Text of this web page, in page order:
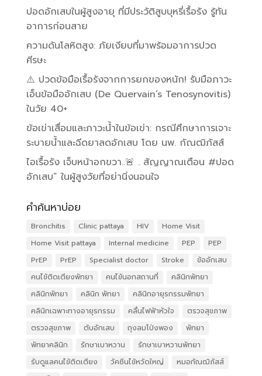
ปอดอักเสบในผู้สูงอายุ ที่มีประวัติสูบบุหรี่เรื้อรัง รู้ทัน
อาการก่อนสาย
ความดันโลหิตสูง: ภัยเงียบที่มาพร้อมอาการปวด
ศีรษะ
⚠️ ปวดข้อมือเรื้อรังจากการยกของหนัก! รับมือภาวะ
เอ็นข้อมืออักเสบ (De Quervain’s Tenosynovitis)
ในวัย 40+
ข้อเข่าเสื่อมและภาวะน้ำในข้อเข่า: กรณีศึกษาการเจาะ
ระบายน้ำและฉีดยาลดอักเสบ โดย นพ. กัณฒิภัสส์
ไอเรื้อรัง เจ็บหน้าอกขวา..🚨 . สัญญาณเตือน #ปอด
อักเสบ” ในผู้สูงวัยที่อย่านิ่งนอนใจ
คำค้นหาบ่อย
Bronchitis Clinic pattaya HIV
Home Visit
Home Visit pattaya
Internal medicine PEP
PEP
PrEP
PrEP Specialist doctor Stroke
ข้ออักเสบ
คนไข้ติดเตียงพัทยา
คนไข้นอกสถานที่
คลินิกพัทยา
คลินิกพัทยา
คลินิก พัทยา
คลินิกอายุรกรรมพัทยา
คลินิกเฉพาะทางอายุรกรรม
คลื่นไฟฟ้าหัวใจ
ตรวจสุขภาพ
ตรวจสุขภาพ
ตับอักเสบ ถุงลมโป่งพอง
พัทยา
พัทยาคลินิก
รักษาเบาหวาน
รักษาเบาหวานพัทยา
รับดูแลคนไข้ติดเตียง
วัคซีนไข้หวัดใหญ่
หมอกัณฒิภัสส์